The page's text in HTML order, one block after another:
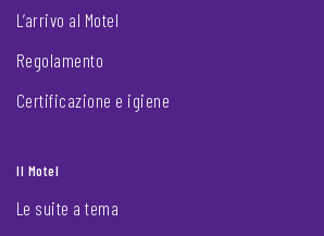
L’arrivo al Motel
Regolamento
Certificazione e igiene
Il Motel
Le suite a tema